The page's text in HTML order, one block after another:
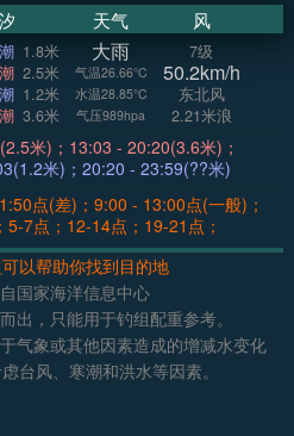
天气 风
1.8米
2.5米
1.2米
3.6米
大雨
气温26.66°C
水温28.85°C
气压989hpa
7级
50.2km/h
东北风
2.21米浪
06:35(2.5米)；13:03 - 20:20(3.6米)；
- 13:03(1.2米)；20:20 - 23:59(??米)
点(差)；9:00 - 13:00点(一般)；
7点；12-14点；19-21点；
以帮助你找到目的地
国家海洋信息中心
出，只能用于钓组配重参考。
气象或其他因素造成的增减水变化
台风、寒潮和洪水等因素。